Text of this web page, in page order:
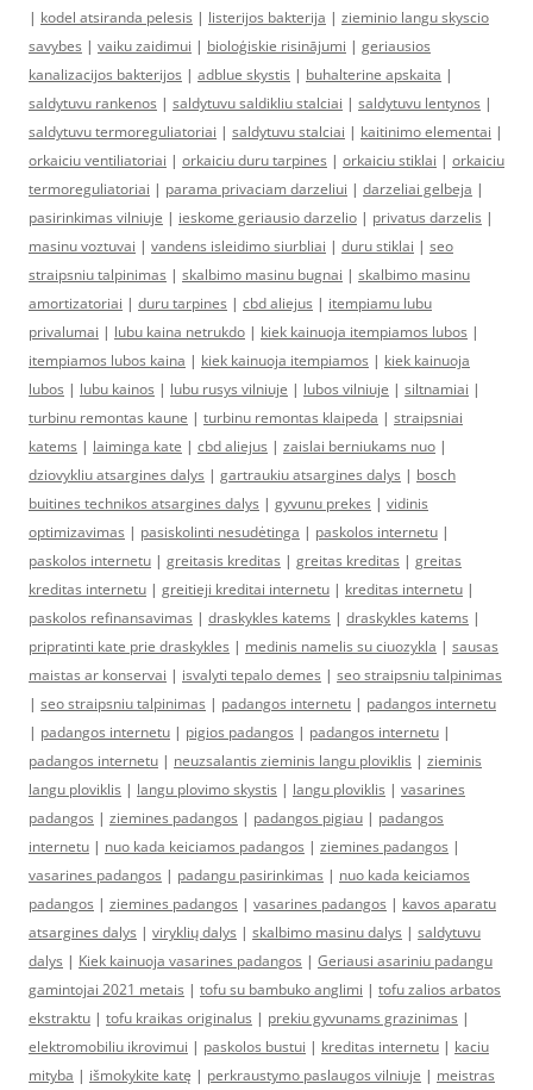
| kodel atsiranda pelesis | listerijos bakterija | zieminio langu skyscio
savybes | vaiku zaidimui | bioloģiskie risinājumi | geriausios
kanalizacijos bakterijos | adblue skystis | buhalterine apskaita |
saldytuvu rankenos | saldytuvu saldikliu stalciai | saldytuvu lentynos |
saldytuvu termoreguliatoriai | saldytuvu stalciai | kaitinimo elementai |
orkaiciu ventiliatoriai | orkaiciu duru tarpines | orkaiciu stiklai | orkaiciu
termoreguliatoriai | parama privaciam darzeliui | darzeliai gelbeja |
pasirinkimas vilniuje | ieskome geriausio darzelio | privatus darzelis |
masinu voztuvai | vandens isleidimo siurbliai | duru stiklai | seo
straipsniu talpinimas | skalbimo masinu bugnai | skalbimo masinu
amortizatoriai | duru tarpines | cbd aliejus | itempiamu lubu
privalumai | lubu kaina netrukdo | kiek kainuoja itempiamos lubos |
itempiamos lubos kaina | kiek kainuoja itempiamos | kiek kainuoja
lubos | lubu kainos | lubu rusys vilniuje | lubos vilniuje | siltnamiai |
turbinu remontas kaune | turbinu remontas klaipeda | straipsniai
katems | laiminga kate | cbd aliejus | zaislai berniukams nuo |
dziovykliu atsargines dalys | gartraukiu atsargines dalys | bosch
buitines technikos atsargines dalys | gyvunu prekes | vidinis
optimizavimas | pasiskolinti nesudėtinga | paskolos internetu |
paskolos internetu | greitasis kreditas | greitas kreditas | greitas
kreditas internetu | greitieji kreditai internetu | kreditas internetu |
paskolos refinansavimas | draskykles katems | draskykles katems |
pripratinti kate prie draskykles | medinis namelis su ciuozykla | sausas
maistas ar konservai | isvalyti tepalo demes | seo straipsniu talpinimas
| seo straipsniu talpinimas | padangos internetu | padangos internetu
| padangos internetu | pigios padangos | padangos internetu |
padangos internetu | neuzsalantis zieminis langu ploviklis | zieminis
langu ploviklis | langu plovimo skystis | langu ploviklis | vasarines
padangos | ziemines padangos | padangos pigiau | padangos
internetu | nuo kada keiciamos padangos | ziemines padangos |
vasarines padangos | padangu pasirinkimas | nuo kada keiciamos
padangos | ziemines padangos | vasarines padangos | kavos aparatu
atsargines dalys | viryklių dalys | skalbimo masinu dalys | saldytuvu
dalys | Kiek kainuoja vasarines padangos | Geriausi asariniu padangu
gamintojai 2021 metais | tofu su bambuko anglimi | tofu zalios arbatos
ekstraktu | tofu kraikas originalus | prekiu gyvunams grazinimas |
elektromobiliu ikrovimui | paskolos bustui | kreditas internetu | kaciu
mityba | išmokykite katę | perkraustymo paslaugos vilniuje | meistras